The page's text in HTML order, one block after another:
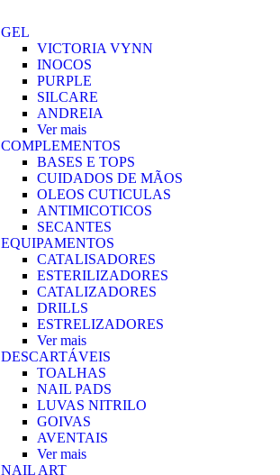
GEL
VICTORIA VYNN
INOCOS
PURPLE
SILCARE
ANDREIA
Ver mais
COMPLEMENTOS
BASES E TOPS
CUIDADOS DE MÃOS
OLEOS CUTICULAS
ANTIMICOTICOS
SECANTES
EQUIPAMENTOS
CATALISADORES
ESTERILIZADORES
CATALIZADORES
DRILLS
ESTRELIZADORES
Ver mais
DESCARTÁVEIS
TOALHAS
NAIL PADS
LUVAS NITRILO
GOIVAS
AVENTAIS
Ver mais
NAIL ART